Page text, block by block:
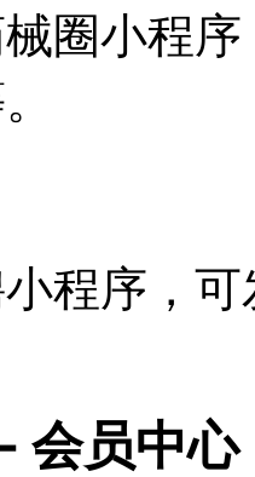
圈小程
程序，
会员中心